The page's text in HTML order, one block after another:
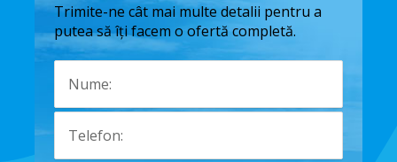
Trimite-ne cât mai multe detalii pentru a
putea să îți facem o ofertă completă.